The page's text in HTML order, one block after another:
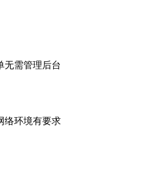
无需管理后台
络环境有要求